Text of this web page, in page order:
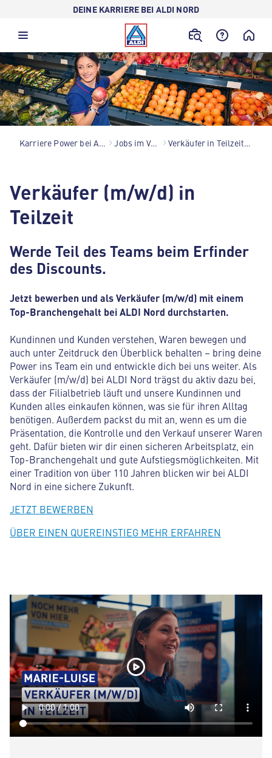
DEINE KARRIERE BEI ALDI NORD
Karriere Power bei ALDI Nord Jobs im Verkauf Verkäufer in Teilzeit (m/w/d)
Verkäufer (m/w/d) in
Teilzeit
Werde Teil des Teams beim Erfinder
des Discounts.
Jetzt bewerben und als Verkäufer (m/w/d) mit einem
Top-Branchengehalt bei ALDI Nord durchstarten.
Kundinnen und Kunden verstehen, Waren bewegen und
auch unter Zeitdruck den Überblick behalten – bring deine
Power ins Team ein und entwickle dich bei uns weiter. Als
Verkäufer (m/w/d) bei ALDI Nord trägst du aktiv dazu bei,
dass der Filialbetrieb läuft und unsere Kundinnen und
Kunden alles einkaufen können, was sie für ihren Alltag
benötigen. Außerdem packst du mit an, wenn es um die
Präsentation, die Kontrolle und den Verkauf unserer Waren
geht. Dafür bieten wir dir einen sicheren Arbeitsplatz, ein
Top-Branchengehalt und gute Aufstiegsmöglichkeiten. Mit
einer Tradition von über 110 Jahren blicken wir bei ALDI
Nord in eine sichere Zukunft.
JETZT BEWERBEN
ÜBER EINEN QUEREINSTIEG MEHR ERFAHREN